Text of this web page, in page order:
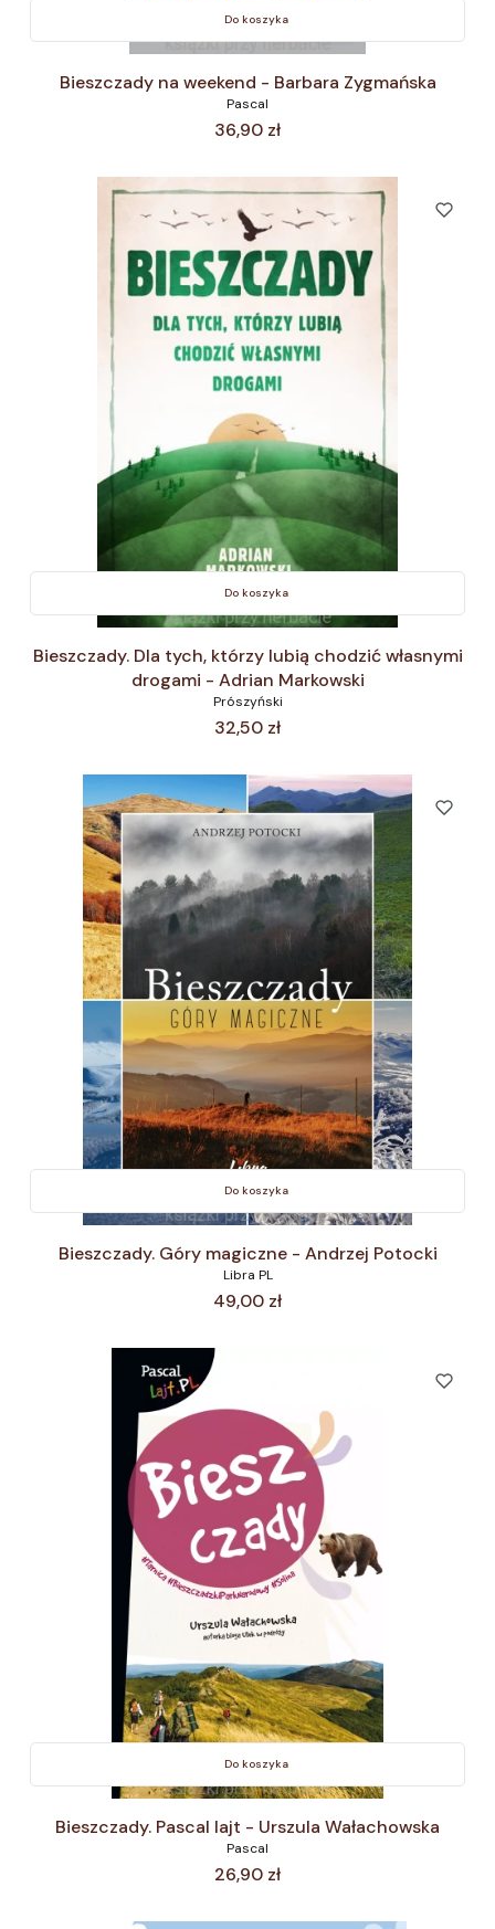
Do koszyka
Bieszczady na weekend - Barbara Zygmańska
Pascal
Cena
36,90 zł
Do koszyka
Bieszczady. Dla tych, którzy lubią chodzić własnymi
drogami - Adrian Markowski
Prószyński
Cena
32,50 zł
Do koszyka
Bieszczady. Góry magiczne - Andrzej Potocki
Libra PL
Cena
49,00 zł
Do koszyka
Bieszczady. Pascal lajt - Urszula Wałachowska
Pascal
Cena
26,90 zł